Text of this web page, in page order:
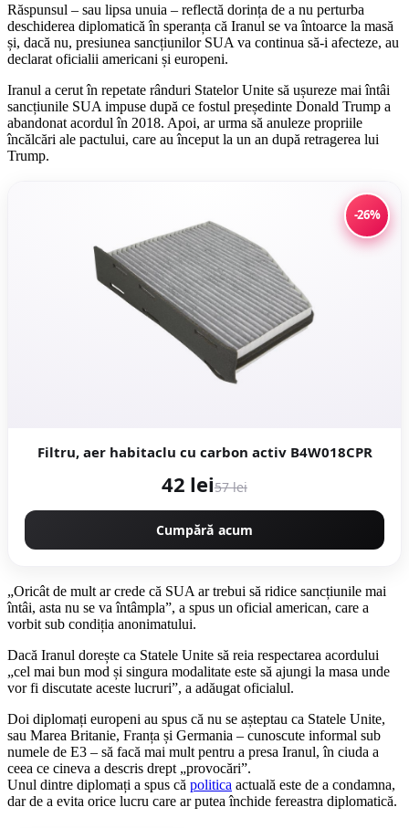
Răspunsul – sau lipsa unuia – reflectă dorința de a nu perturba
deschiderea diplomatică în speranța că Iranul se va întoarce la masă
și, dacă nu, presiunea sancțiunilor SUA va continua să-i afecteze, au
declarat oficialii americani și europeni.
Iranul a cerut în repetate rânduri Statelor Unite să ușureze mai întâi
sancțiunile SUA impuse după ce fostul președinte Donald Trump a
abandonat acordul în 2018. Apoi, ar urma să anuleze propriile
încălcări ale pactului, care au început la un an după retragerea lui
Trump.
-26%
Filtru, aer habitaclu cu carbon activ B4W018CPR
42 lei57 lei
Cumpără acum
„Oricât de mult ar crede că SUA ar trebui să ridice sancțiunile mai
întâi, asta nu se va întâmpla”, a spus un oficial american, care a
vorbit sub condiția anonimatului.
Dacă Iranul dorește ca Statele Unite să reia respectarea acordului
„cel mai bun mod și singura modalitate este să ajungi la masa unde
vor fi discutate aceste lucruri”, a adăugat oficialul.
Doi diplomați europeni au spus că nu se așteptau ca Statele Unite,
sau Marea Britanie, Franța și Germania – cunoscute informal sub
numele de E3 – să facă mai mult pentru a presa Iranul, în ciuda a
ceea ce cineva a descris drept „provocări”.
Unul dintre diplomați a spus că politica actuală este de a condamna,
dar de a evita orice lucru care ar putea închide fereastra diplomatică.